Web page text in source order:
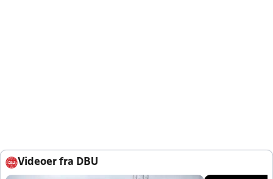
Videoer fra DBU